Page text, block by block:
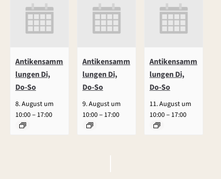
Antikensamm
lungen Di,
Do-So
8. August um
10:00– 17:00
Antikensamm
lungen Di,
Do-So
9. August um
10:00– 17:00
Antikensamm
lungen Di,
Do-So
11. August um
10:00– 17:00